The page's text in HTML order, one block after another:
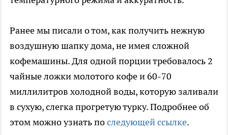
Ранее мы писали о том, как получить нежную
воздушную шапку дома, не имея сложной
кофемашины. Для одной порции требовалось 2
чайные ложки молотого кофе и 60-70
миллилитров холодной воды, которую заливали
в сухую, слегка прогретую турку. Подробнее об
этом можно узнать последующей ссылке.